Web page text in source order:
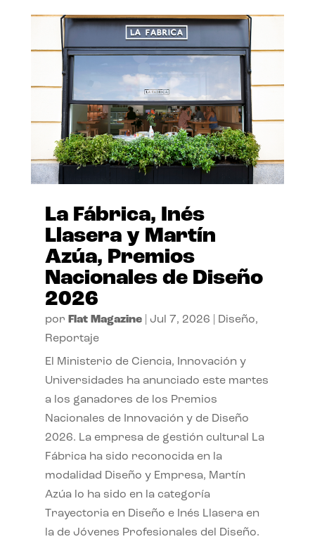
La Fábrica, Inés
Llasera y Martín
Azúa, Premios
Nacionales de Diseño
2026
por Flat Magazine| Jul 7, 2026 Diseño,
Reportaje
El Ministerio de Ciencia, Innovación y
Universidades ha anunciado este martes
a los ganadores de los Premios
Nacionales de Innovación y de Diseño
2026. La empresa de gestión cultural La
Fábrica ha sido reconocida en la
modalidad Diseño y Empresa, Martín
Azúa lo ha sido en la categoría
Trayectoria en Diseño e Inés Llasera en
la de Jóvenes Profesionales del Diseño.